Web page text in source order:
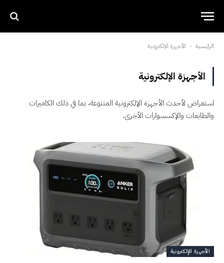
الرئيسية - الأجهزة الإلكترونية
الأجهزة الإلكترونية
استعراض لأحدث الأجهزة الإلكترونية المتنوعة، بما في ذلك الكاميرات
والطابعات والإكسسوارات الأخرى.
الأجهزة الإلكترونية